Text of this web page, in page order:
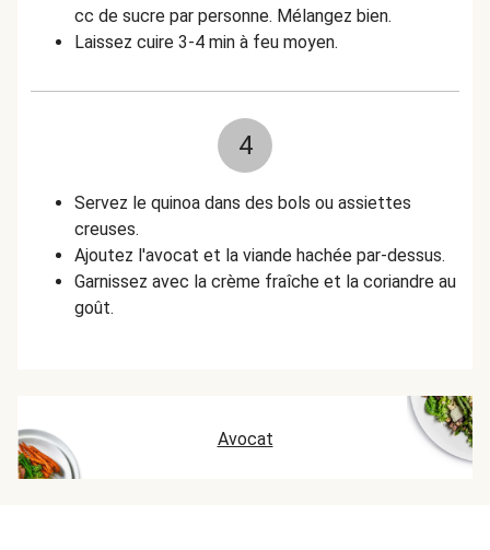
cc de sucre par personne. Mélangez bien.
Laissez cuire 3-4 min à feu moyen.
4
Servez le quinoa dans des bols ou assiettes
creuses.
Ajoutez l'avocat et la viande hachée par-dessus.
Garnissez avec la crème fraîche et la coriandre au
goût.
Avocat